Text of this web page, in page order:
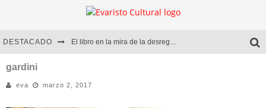
DESTACADO El libro en la mira de la desregulación
Diego Meret | Hotel Acapulco
gardini
eva marzo 2, 2017